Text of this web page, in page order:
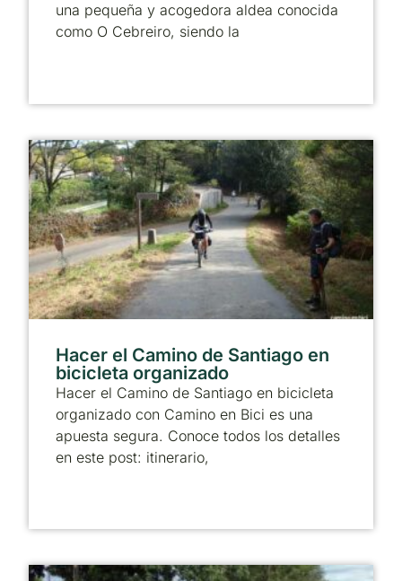
una pequeña y acogedora aldea conocida
como O Cebreiro, siendo la
Hacer el Camino de Santiago en
bicicleta organizado
Hacer el Camino de Santiago en bicicleta
organizado con Camino en Bici es una
apuesta segura. Conoce todos los detalles
en este post: itinerario,